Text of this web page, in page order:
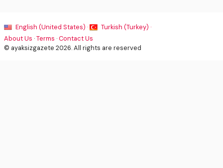
English (United States) ·
Turkish (Turkey) ·
About Us ·Terms ·Contact Us
© ayaksizgazete 2026. All rights are reserved